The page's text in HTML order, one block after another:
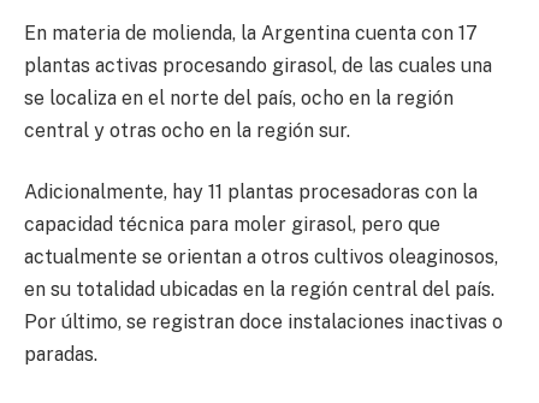
En materia de molienda, la Argentina cuenta con 17
plantas activas procesando girasol, de las cuales una
se localiza en el norte del país, ocho en la región
central y otras ocho en la región sur.
Adicionalmente, hay 11 plantas procesadoras con la
capacidad técnica para moler girasol, pero que
actualmente se orientan a otros cultivos oleaginosos,
en su totalidad ubicadas en la región central del país.
Por último, se registran doce instalaciones inactivas o
paradas.